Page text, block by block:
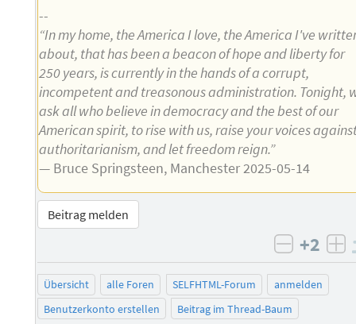
--
“In my home, the America I love, the America I've
about, that has been a beacon of hope and liberty for
250 years, is currently in the hands of a corrupt,
incompetent and treasonous administration. Tonight,
ask all who believe in democracy and the best of our
American spirit, to rise with us, raise your voices
authoritarianism, and let freedom reign.”
— Bruce Springsteen, Manchester 2025-05-14
Beitrag melden
negativ
+2
Übersicht alle Foren SELFHTML-Forum
anmelden
Benutzerkonto erstellen
Beitrag im Thread-Baum